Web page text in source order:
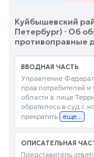
Куйбышевский
Петербург) · Об
противоправные
ВВОДНАЯ ЧАСТЬ
Управление
прав потребителей
области в лице
обратилось в суд с
прекратить еще...
ОПИСАТЕЛЬНАЯ
Представитель